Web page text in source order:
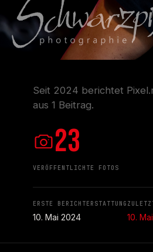
Seit 2024 berichtet
aus 1 Beitrag.
23
VERÖFFENTLICHTE FOTOS
ERSTE BERICHTERSTATTUNG
10. Mai 2024 10.